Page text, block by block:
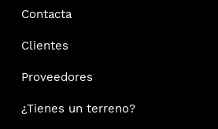
Contacta
Clientes
Proveedores
¿Tienes un terreno?